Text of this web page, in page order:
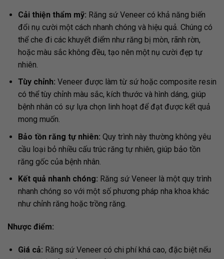
Cải thiện thẩm mỹ: Răng sứ Veneer có khả năng biến
đổi nụ cười một cách nhanh chóng và hiệu quả. Chúng có
thể che đi các khuyết điểm như răng bị mòn, rãnh rờn,
hoặc màu sắc không đều, tạo nên một nụ cười đẹp tự
nhiên.
Tùy chỉnh: Veneer được làm từ sứ hoặc composite resin
có thể tùy chỉnh màu sắc, kích thước và hình dáng, giúp
bệnh nhân có sự lựa chọn linh hoạt để đạt được kết quả
mong muốn.
Bảo tồn răng tự nhiên: Quy trình này thường không yêu
cầu loại bỏ nhiều cấu trúc răng tự nhiên, giúp bảo tồn
răng gốc của bệnh nhân.
Kết quả nhanh chóng: Răng sứ Veneer là một quy trình
nhanh chóng so với một số phương pháp nha khoa khác
như chỉnh răng hoặc trồng răng.
Nhược điểm:
Giá cả: Răng sứ Veneer có chi phí khá cao, đặc biệt nếu